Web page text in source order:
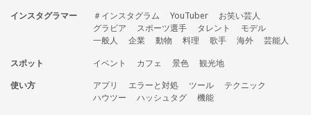
インスタグラマー
＃インスタグラム YouTuber
お笑い芸人
グラビア
スポーツ選手 タレント
モデル
一般人
企業 動物 料理 歌手 海外
芸能人
スポット
イベント カフェ 景色
観光地
使い方
アプリ エラーと対処 ツール
テクニック
ハウツー
ハッシュタグ
機能